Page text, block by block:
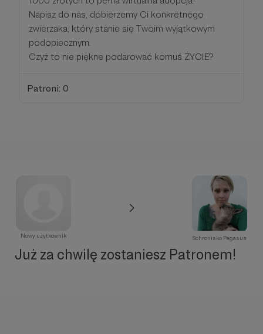
Napisz do nas, dobierzemy Ci konkretnego
zwierzaka, który stanie się Twoim wyjątkowym
podopiecznym.
Czyż to nie piękne podarować komuś ŻYCIE?
Patroni: 0
Nowy użytkownik Schronisko Pegasus
Już za chwilę zostaniesz Patronem!